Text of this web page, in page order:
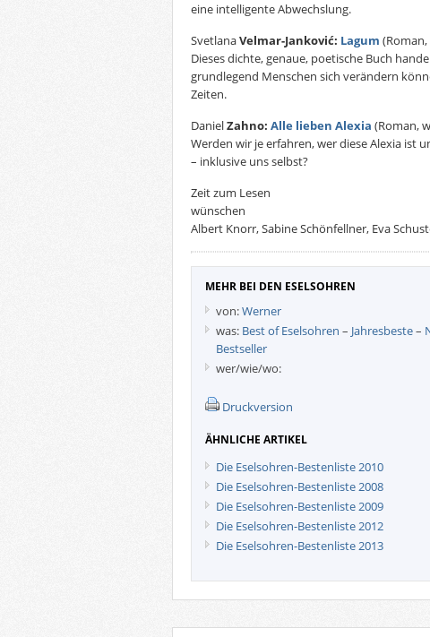
eine intelligente Abwechslung.
SvetlanaVelmar-Janković: Lagum
Dieses dichte, genaue, poetische Buch
grundlegend Menschen sich verändern
Zeiten.
DanielZahno: Alle lieben Alexia (Roman,
Werden wir je erfahren, wer diese Alexia ist
– inklusive uns selbst?
Zeit zum Lesen
wünschen
Albert Knorr, Sabine Schönfellner, Eva
MEHR BEI DEN ESELSOHREN
von:Werner
was: Best of Eselsohren – Jahresbeste–
Bestseller
wer/wie/wo:
Druckversion
ÄHNLICHE ARTIKEL
Die Eselsohren-Bestenliste 2010
Die Eselsohren-Bestenliste 2008
Die Eselsohren-Bestenliste 2009
Die Eselsohren-Bestenliste 2012
Die Eselsohren-Bestenliste 2013